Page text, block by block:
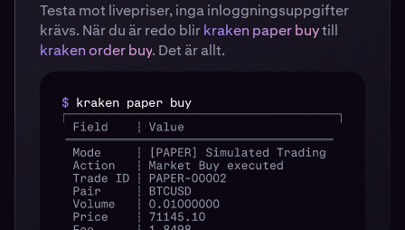
Testa mot livepriser, inga inloggningsuppgifter
krävs. När du är redo blirkraken paper buytill
kraken order buy. Det är allt.
$ kraken paper buy